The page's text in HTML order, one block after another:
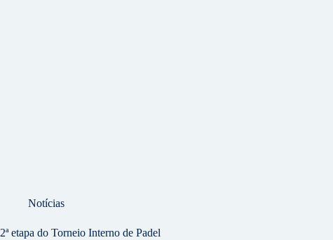
Notícias
2ª etapa do Torneio Interno de Padel